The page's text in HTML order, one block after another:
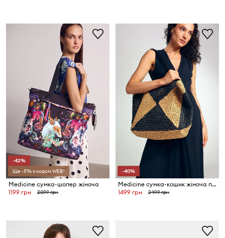
-42%
Ще -5% з кодом WEB*
Medicine сумка-шопер жіноча
1199 грн
2099 грн
-40%
Medicine сумка-кошик жіноча плетена
1499 грн
2499 грн